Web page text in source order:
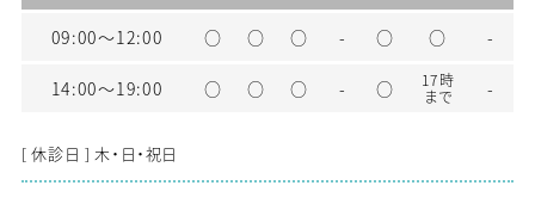
09:00〜12:00 ○ ○ ○ - ○ ○ -
14:00〜19:00 ○ ○ ○ - ○
17時
まで
-
[ 休診日 ] 木・日・祝日